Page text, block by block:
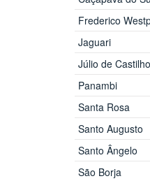
Frederico
Jaguari
Júlio de
Panambi
Santa Rosa
Santo Augusto
Santo Ângelo
São Borja